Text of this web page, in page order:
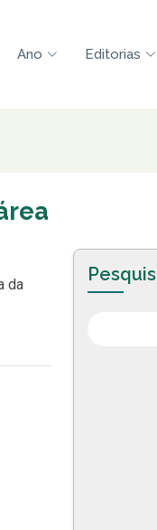
Ano Editorias
da